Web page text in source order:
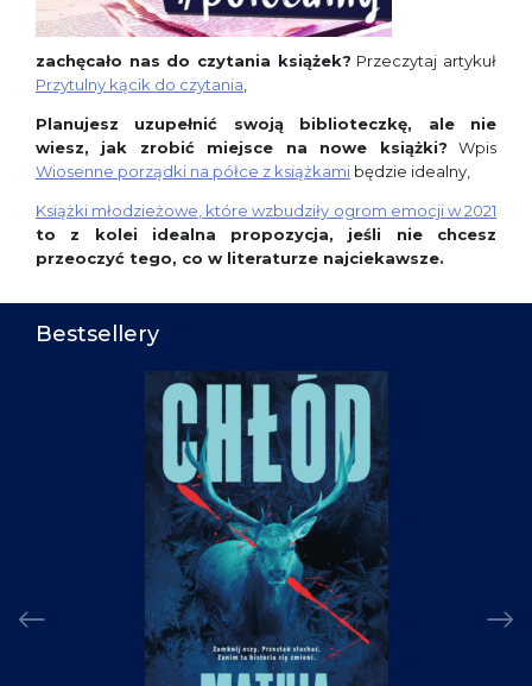
zachęcało nas do czytania książek? Przeczytaj artykuł
Przytulny kącik do czytania,
Planujesz uzupełnić swoją biblioteczkę, ale nie
wiesz, jak zrobić miejsce na nowe książki? Wpis
Wiosenne porządki na półce z książkami będzie idealny,
Książki młodzieżowe, które wzbudziły ogrom emocji w 2021
to z kolei idealna propozycja, jeśli nie chcesz
przeoczyć tego, co w literaturze najciekawsze.
Bestsellery